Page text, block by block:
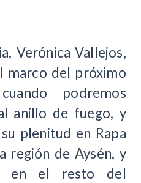
Verónica Vallejos,
marco del próximo
podremos
anillo de fuego, y
plenitud en Rapa
región de Aysén, y
en el resto del